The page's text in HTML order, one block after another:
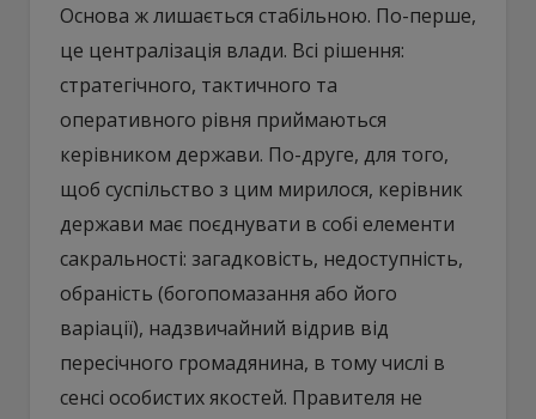
Основа ж лишається стабільною. По-перше,
це централізація влади. Всі рішення:
стратегічного, тактичного та
оперативного рівня приймаються
керівником держави. По-друге, для того,
щоб суспільство з цим мирилося, керівник
держави має поєднувати в собі елементи
сакральності: загадковість, недоступність,
обраність (богопомазання або його
варіації), надзвичайний відрив від
пересічного громадянина, в тому числі в
сенсі особистих якостей. Правителя не